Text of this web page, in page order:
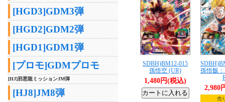
[HGD3]GDM3弾
[HGD2]GDM2弾
[HGD1]GDM1弾
[プロモ]GDMプロモ
[HJ]邪悪龍ミッションJM弾
[HJ8]JM8弾
SDBH)BM12-015
孫悟空 (UR)
1,480円(税込)
孫悟飯
2,980
売